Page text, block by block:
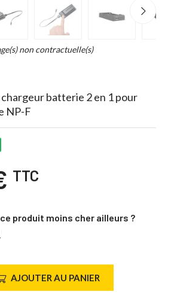
non contractuelle(s)
batterie 2 en 1 pour
NP-F
TTC
produit moins cher ailleurs ?
AJOUTER AU PANIER